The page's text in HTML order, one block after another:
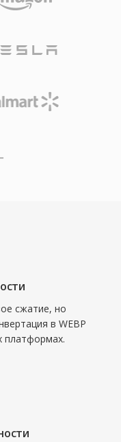
сжатие, но
в WEBP
платформах.